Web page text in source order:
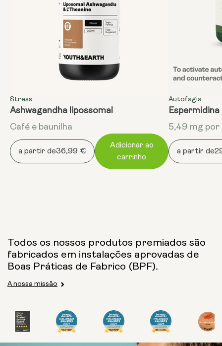
Stress
Ashwagandha lipossomal
Café e baunilha
a partir de36,99 €
Adicionar ao
carrinho
Autofagia
5,49 mg por
a partir de
Todos os nossos produtos premiados são
fabricados em instalações aprovadas de
Boas Práticas de Fabrico (BPF).
A nossa missão